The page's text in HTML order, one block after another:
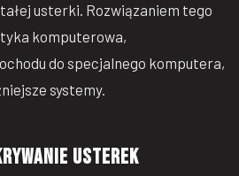
usterki. Rozwiązaniem tego
komputerowa,
do specjalnego komputera,
systemy.
usterek